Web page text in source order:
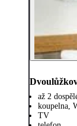
až 2
koupelna,
TV